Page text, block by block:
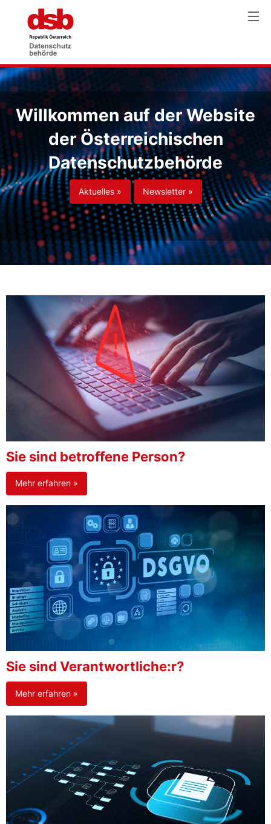
Willkommen auf der Website
der Österreichischen
Datenschutzbehörde
Aktuelles » Newsletter »
Sie sind betroffene Person?
Mehr erfahren »
Sie sind Verantwortliche:r?
Mehr erfahren »